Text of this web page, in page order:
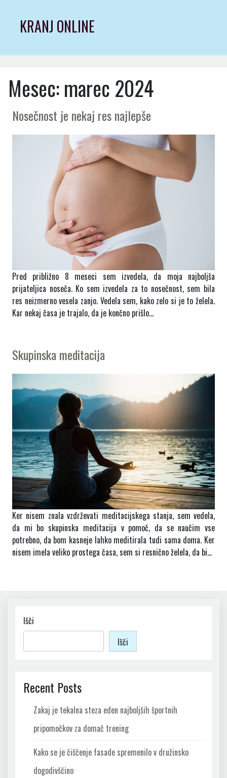
contentKRANJ ONLINE
Mesec:marec 2024
Nosečnost je nekaj res najlepše
Pred približno 8 meseci sem izvedela, da moja najboljša
prijateljica noseča. Ko sem izvedela za to nosečnost, sem bila
res neizmerno vesela zanjo. Vedela sem, kako zelo si je to želela.
Kar nekaj časa je trajalo, da je končno prišlo…
Skupinska meditacija
Ker nisem znala vzdrževati meditacijskega stanja, sem vedela,
da mi bo skupinska meditacija v pomoč, da se naučim vse
potrebno, da bom kasneje lahko meditirala tudi sama doma. Ker
nisem imela veliko prostega časa, sem si resnično želela, da bi…
Išči
Išči
Recent Posts
Zakaj je tekalna steza eden najboljših športnih
pripomočkov za domač trening
Kako se je čiščenje fasade spremenilo v družinsko
dogodivščino